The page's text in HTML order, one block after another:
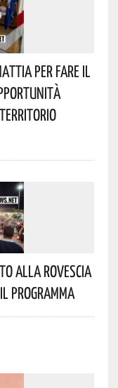
Per Fare Il
Alla Rovescia
Programma